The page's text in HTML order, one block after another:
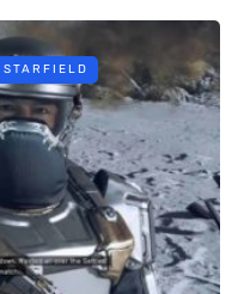
STARFIELD